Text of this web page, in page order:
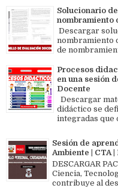
Solucionario
nombramiento
Descargar
nombramiento
de
Procesos
en una sesión
Docente
Descargar
didáctico se
integradas que
Sesión de
Ambiente | CTA
DESCARGAR
Ciencia,
contribuye al